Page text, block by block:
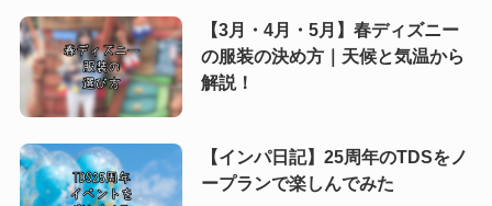
【3月・4月・5月】春ディズニー
の服装の決め方｜天候と気温から
解説！
【インパ日記】25周年のTDSをノ
ープランで楽しんでみた